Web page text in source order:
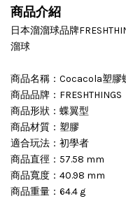
商品介紹
日本溜溜球品牌
溜球
商品名稱：Cocacola塑膠
商品品牌：FRESHTHINGS
商品形狀：蝶翼型
商品材質：塑膠
適合玩法：初學者
商品直徑：57.58 mm
商品寬度：40.98 mm
商品重量：64.4 g